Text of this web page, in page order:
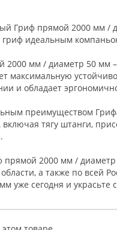
(пьедесталы и скамьи
Гриф прямой 2000 мм /
гриф идеальным
2000 мм / диаметр 50 мм –
максимальную
и обладает
преимуществом
включая тягу штанги,
прямой 2000 мм /
а также по всей
уже сегодня и